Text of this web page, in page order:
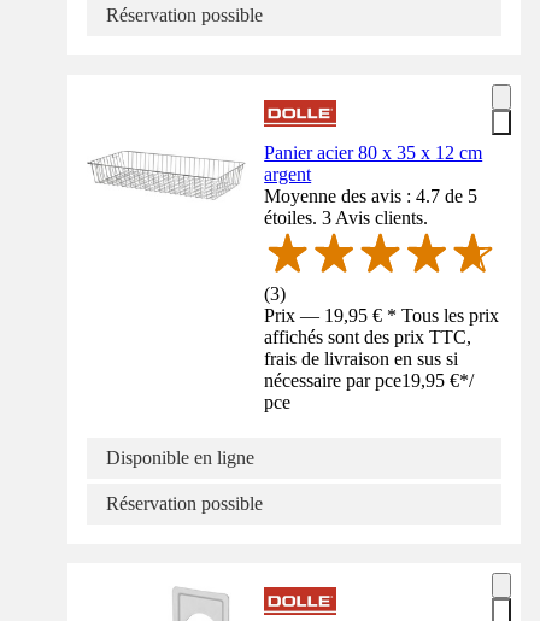
Réservation possible
Panier acier 80 x 35 x 12 cm
argent
Moyenne des avis : 4.7 de 5
étoiles. 3 Avis clients.
(3)
Prix — 19,95 € * Tous les prix
affichés sont des prix TTC,
frais de livraison en sus si
nécessaire par pce19,95 €*/
pce
Disponible en ligne
Réservation possible